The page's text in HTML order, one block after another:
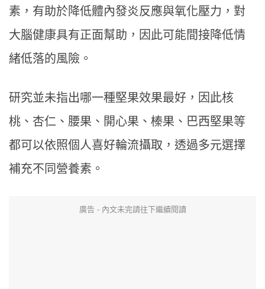
素，有助於降低體內發炎反應與氧化壓力，對
大腦健康具有正面幫助，因此可能間接降低情
緒低落的風險。
研究並未指出哪一種堅果效果最好，因此核
桃、杏仁、腰果、開心果、榛果、巴西堅果等
都可以依照個人喜好輪流攝取，透過多元選擇
補充不同營養素。
廣告 - 內文未完請往下繼續閱讀